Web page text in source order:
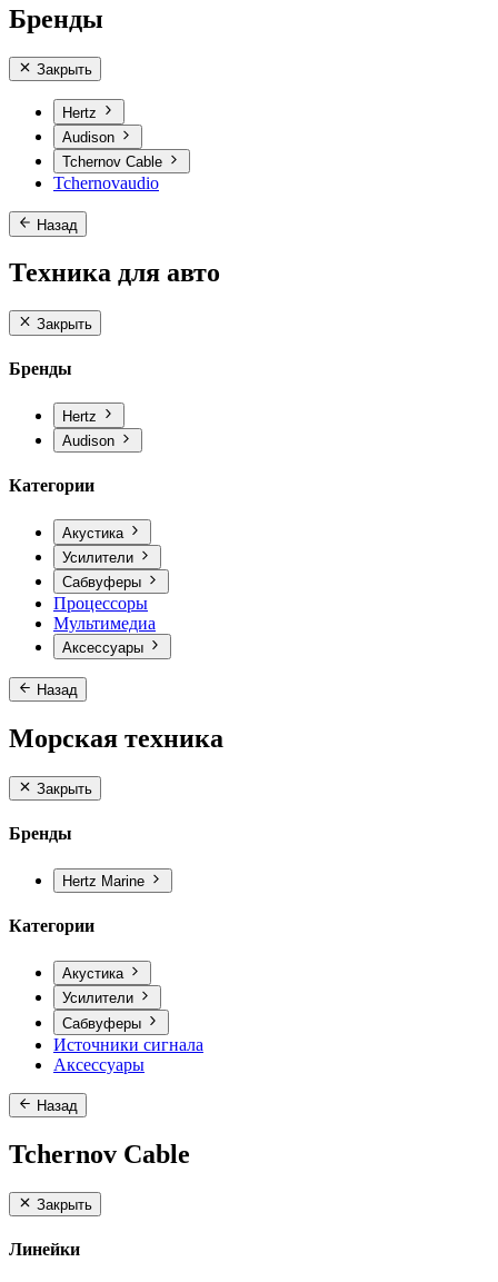
Бренды
Закрыть
Hertz
Audison
Tchernov Cable
Tchernovaudio
Назад
Техника для авто
Закрыть
Бренды
Hertz
Audison
Категории
Акустика
Усилители
Сабвуферы
Процессоры
Мультимедиа
Аксессуары
Назад
Морская техника
Закрыть
Бренды
Hertz Marine
Категории
Акустика
Усилители
Сабвуферы
Источники сигнала
Аксессуары
Назад
Tchernov Cable
Закрыть
Линейки